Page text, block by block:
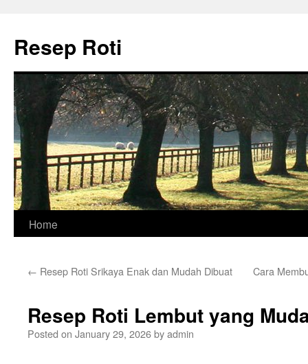
content
Resep Roti
Home
← Resep Roti Srikaya Enak dan Mudah Dibuat Cara
Resep Roti Lembut yang
Posted on January 29, 2026byadmin